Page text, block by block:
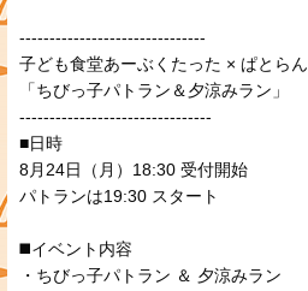
-------------------------------
子ども食堂あーぶくたった × ぱとらん
「ちびっ子パトラン＆夕涼みラン」
--------------------------------
■日時
8月24日（月）18:30 受付開始
パトランは19:30 スタート
◼️イベント内容
・ちびっ子パトラン ＆ 夕涼みラン